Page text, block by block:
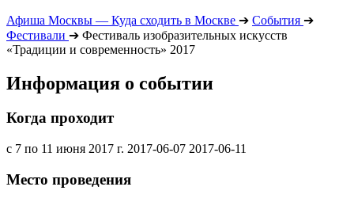
Афиша Москвы — Куда сходить в Москве ➔ События ➔
Фестивали ➔ Фестиваль изобразительных искусств
«Традиции и современность» 2017
Информация о событии
Когда проходит
с 7 по 11 июня 2017 г. 2017-06-07 2017-06-11
Место проведения